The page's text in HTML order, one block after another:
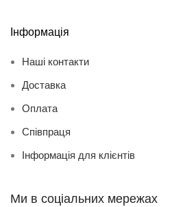
Інформація
Наші контакти
Доставка
Оплата
Співпраця
Інформація для клієнтів
Ми в соціальних мережах